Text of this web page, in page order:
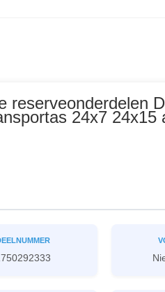
reserveonderdelen
24x7 24x15